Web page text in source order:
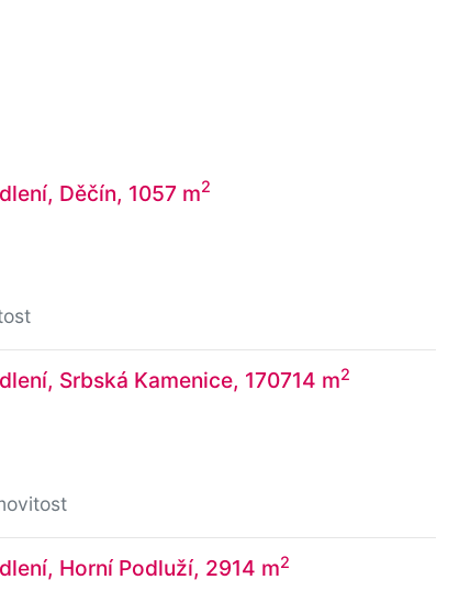
Děčín, 1057 m2
Srbská Kamenice, 170714 m2
Horní Podluží, 2914 m2